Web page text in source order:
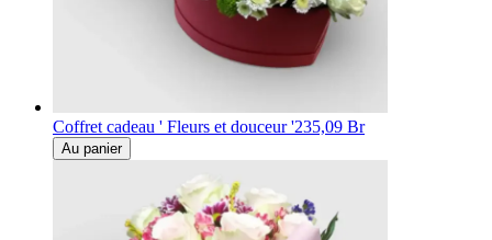
Coffret cadeau ' Fleurs et douceur '235,09 Br
Au panier